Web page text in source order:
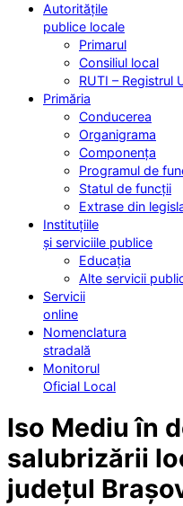
Autoritățile
publice locale
Primarul
Consiliul local
RUTI – Registrul
Primăria
Conducerea
Organigrama
Componența
Programul de
Statul de funcții
Extrase din
Instituțiile
și serviciile publice
Educația
Alte servicii
Servicii
online
Nomenclatura
stradală
Monitorul
Oficial Local
Iso Mediu în
salubrizării
județul